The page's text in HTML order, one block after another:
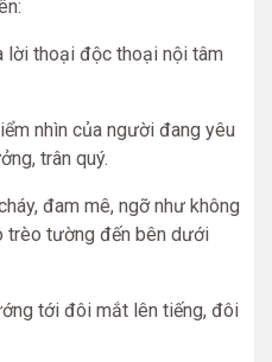
lời thoại độc thoại nội tâm
nhìn của người đang yêu
trân quý.
đam mê, ngỡ như không
trèo tường đến bên dưới
tới đôi mắt lên tiếng, đôi